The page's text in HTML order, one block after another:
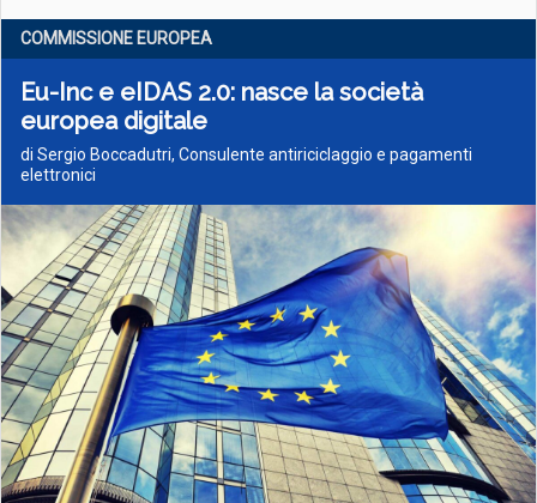
COMMISSIONE EUROPEA
Eu-Inc e eIDAS 2.0: nasce la società
europea digitale
di Sergio Boccadutri, Consulente antiriciclaggio e pagamenti
elettronici